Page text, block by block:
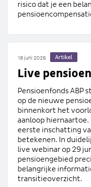
risico dat je een
18 juni 2026 Artikel
Live
Pensioenfonds ABP
op de nieuwe
binnenkort het
aanloop
eerste inschatting
betekenen. In
live webinar op 29
pensioengebied
belangrijke
transitieoverzicht.